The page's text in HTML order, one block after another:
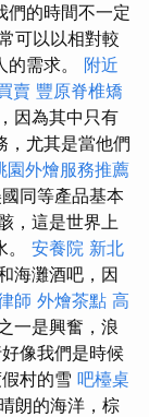
們的時間不一定
可以以相對較
需求。 附近
賣 豐原脊椎矯
因為其中只有
，尤其是當他們
園外燴服務推薦
同等產品基本
，這是世界上
安養院 新北
海灘酒吧，因
師 外燴茶點 高
一是興奮，浪
像我們是時候
村的雪 吧檯桌
朗的海洋，棕